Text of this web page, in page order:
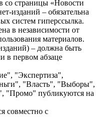
со страницы «Новости
изданий – обязательна
систем гиперссылка.
в независимости от
материалов.
– должна быть
в первом абзаце
"Экспертиза",
"Власть", "Выборы",
"Промо" публикуются на
совместно с